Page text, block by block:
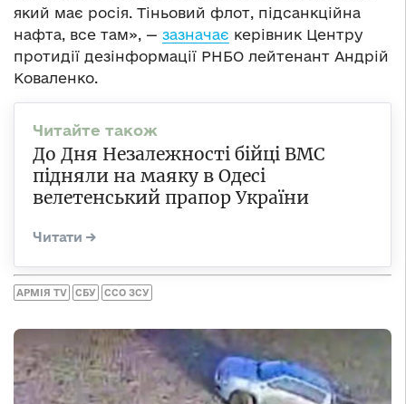
який має росія. Тіньовий флот, підсанкційна
нафта, все там», — зазначає керівник Центру
протидії дезінформації РНБО лейтенант Андрій
Коваленко.
До Дня Незалежності бійці ВМС
підняли на маяку в Одесі
велетенський прапор України
АРМІЯ TV СБУ ССО ЗСУ